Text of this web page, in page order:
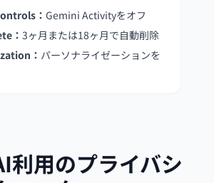
： Gemini Activityをオフ
： 3ヶ月または18ヶ月で自動削除
： パーソナライゼーションを
利用のプライバシ